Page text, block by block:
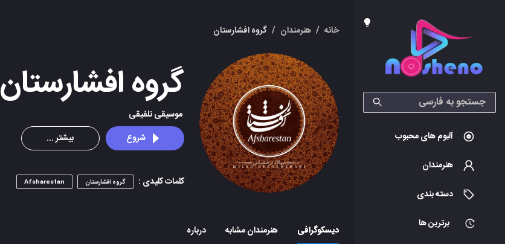
آلبوم های محبوب
هنرمندان
دسته بندی
برترین ها
خانه / هنرمندان / گروه افشارستان
گروه افشارستان
موسیقی تلفیقی
شروع
بیشتر ...
کلمات کلیدی : گروه افشارستان Afsharestan
دیسکوگرافی هنرمندان مشابه درباره